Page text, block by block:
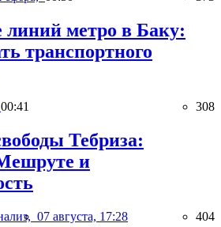
линий метро в Баку:
транспортного
00:41 308
Тебриза:
и
07 августа, 17:28 404